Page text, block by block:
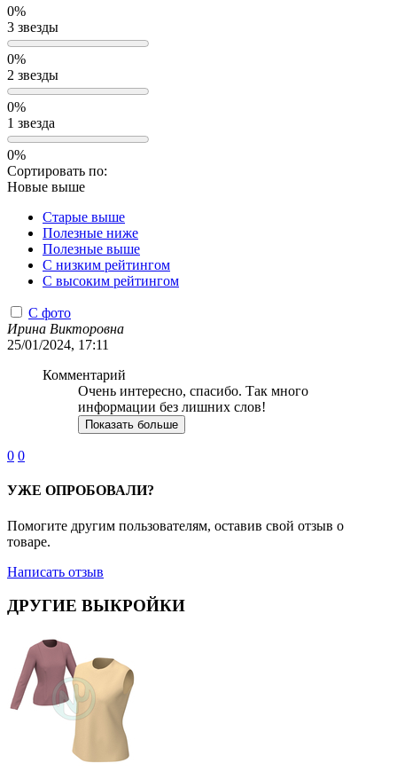
0%
3 звезды
0%
2 звезды
0%
1 звезда
0%
Сортировать по:
Новые выше
Старые выше
Полезные ниже
Полезные выше
С низким рейтингом
C высоким рейтингом
С фото
Ирина Викторовна
25/01/2024, 17:11
Комментарий
Очень интересно, спасибо. Так много
информации без лишних слов!
Показать больше
0 0
УЖЕ ОПРОБОВАЛИ?
Помогите другим пользователям, оставив свой отзыв о
товаре.
Написать отзыв
ДРУГИЕ ВЫКРОЙКИ